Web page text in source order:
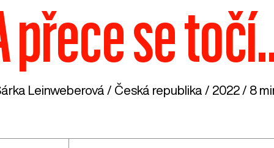
přece se
Leinweberová / Česká republika / 2022 / 8